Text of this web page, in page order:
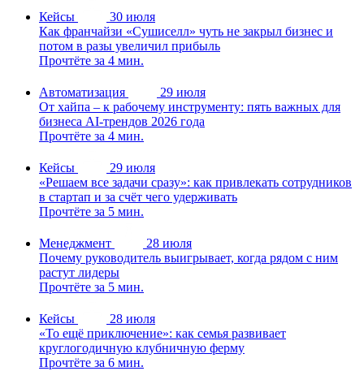
Кейсы
30 июля
Как франчайзи «Сушиселл» чуть не закрыл бизнес и
потом в разы увеличил прибыль
Прочтёте за 4 мин.
Автоматизация
29 июля
От хайпа – к рабочему инструменту: пять важных для
бизнеса AI-трендов 2026 года
Прочтёте за 4 мин.
Кейсы
29 июля
«Решаем все задачи сразу»: как привлекать сотрудников
в стартап и за счёт чего удерживать
Прочтёте за 5 мин.
Менеджмент
28 июля
Почему руководитель выигрывает, когда рядом с ним
растут лидеры
Прочтёте за 5 мин.
Кейсы
28 июля
«То ещё приключение»: как семья развивает
круглогодичную клубничную ферму
Прочтёте за 6 мин.